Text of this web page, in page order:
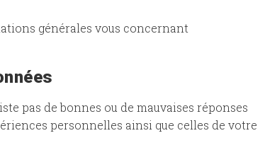
générales vous concernant
pas de bonnes ou de mauvaises réponses
personnelles ainsi que celles de votre